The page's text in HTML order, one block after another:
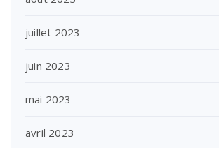
juillet 2023
juin 2023
mai 2023
avril 2023